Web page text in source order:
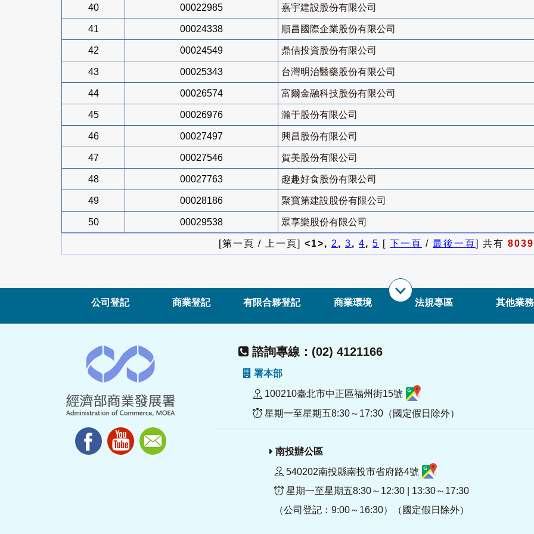
40 00022985 嘉宇建設股份有限公司
41 00024338 順昌國際企業股份有限公司
42 00024549 鼎佶投資股份有限公司
43 00025343 台灣明治醫藥股份有限公司
44 00026574 富爾金融科技股份有限公司
45 00026976 瀚于股份有限公司
46 00027497 興昌股份有限公司
47 00027546 賀美股份有限公司
48 00027763 趣趣好食股份有限公司
49 00028186 聚寶第建設股份有限公司
50 00029538 眾享樂股份有限公司
[第一頁 / 上一頁] <1>, 2, 3, 4, 5 [ 下一頁 / 最後一頁] 共有 8039
公司登記 商業登記 有限合夥登記 商業環境 法規專區 其他業務
諮詢專線：(02) 4121166
署本部
100210臺北市中正區福州街15號
星期一至星期五8:30～17:30（國定假日除外）
南投辦公區
540202南投縣南投市省府路4號
星期一至星期五8:30～12:30 | 13:30～17:30
（公司登記：9:00～16:30）（國定假日除外）